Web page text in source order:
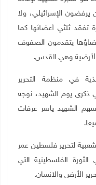
يرفضون الإسرائيلي، ولا
تفقد ثلثي أعضائها كما
يتقدمون الصفوف
وهي القدس.
في منظمة التحرير
ذكرى يوم الشهيد، نوجه
الشهيد ياسر عرفات
.
لتحرير فلسطين عمر
الفلسطينية التي
الأرض والانسان.